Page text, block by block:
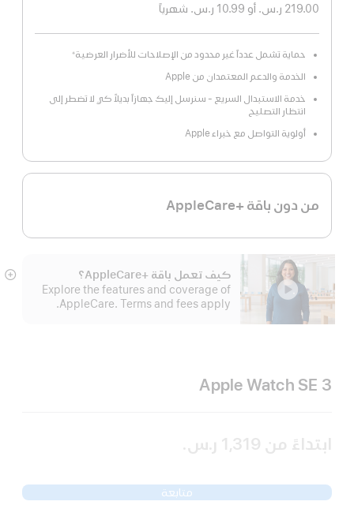
219.00 ر.س.‏ أو 10.99 ر.س.‏ شهرياً
حماية تشمل عدداً غير محدود من الإصلاحات للأضرار العرضية※
الخدمة والدعم المعتمدان من Apple
خدمة الاستبدال السريع - سنرسل إليك جهازاً بديلاً كي لا تضطر إلى
انتظار التصليح
أولوية التواصل مع خبراء Apple
من دون باقة +AppleCare
كيف تعمل باقة +AppleCare؟
Explore the features and coverage of
AppleCare. Terms and fees apply.
Apple Watch SE 3
ابتداءً من 1,319 ر.س.‏
متابعة